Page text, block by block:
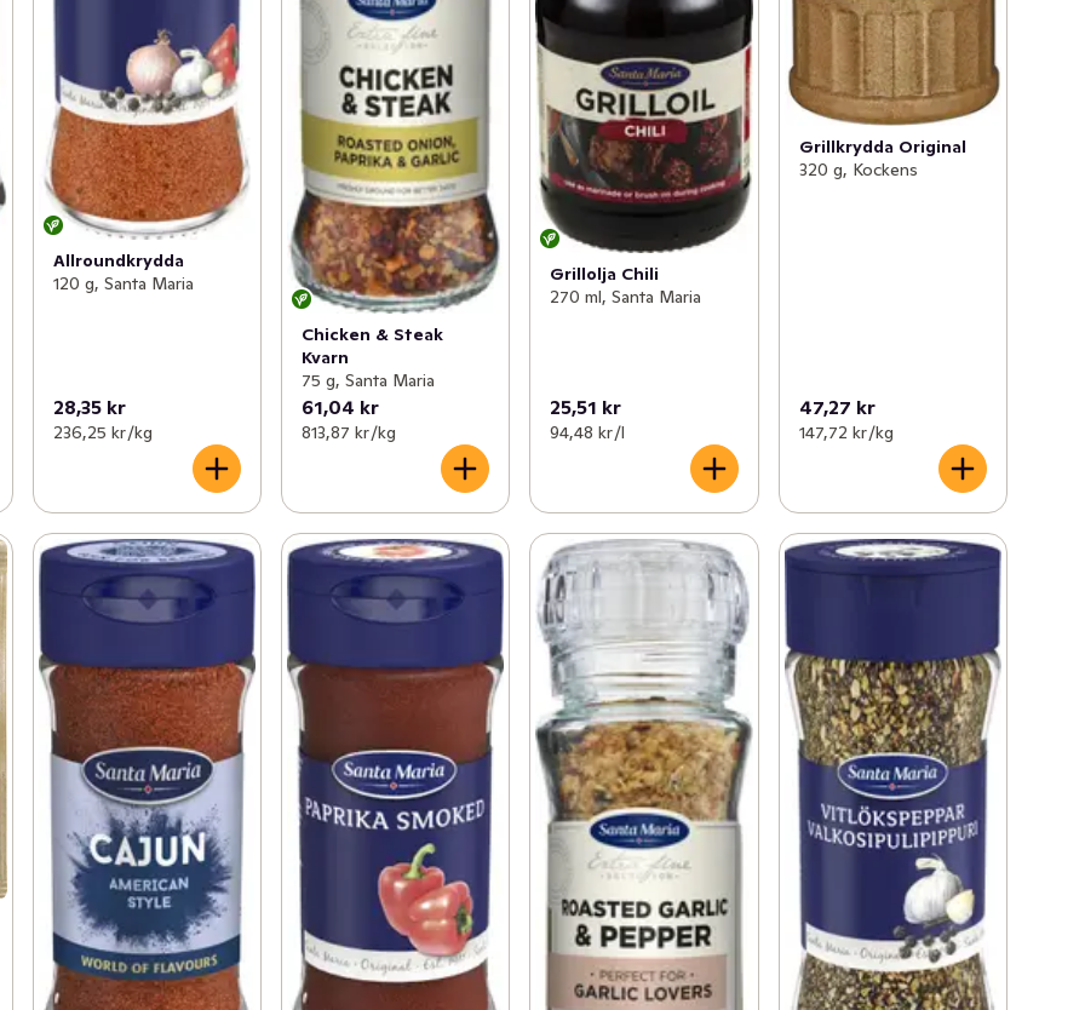
Allroundkrydda
120 g, Santa Maria
28,35 kr
236,25 kr /kg
Chicken & Steak
Kvarn
75 g, Santa Maria
61,04 kr
813,87 kr /kg
Grillolja Chili
270 ml, Santa Maria
25,51 kr
94,48 kr /l
Grillkrydda Original
320 g, Kockens
47,27 kr
147,72 kr /kg